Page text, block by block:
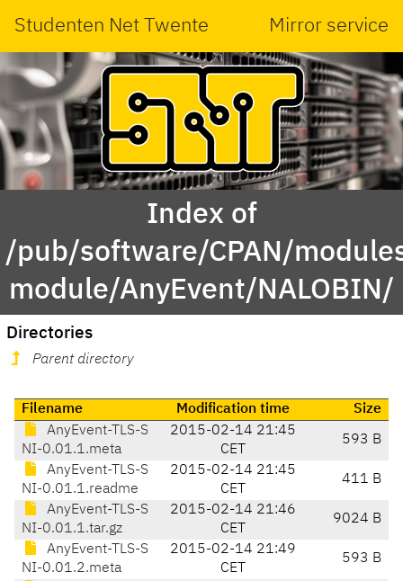
Studenten Net Twente Mirror service
Index of
/pub/software/CPAN/
module/AnyEvent/NALOBIN/
Directories
Parent directory
Filename Modification time
Size
AnyEvent-TLS-S
NI-0.01.1.meta
2015-02-14 21:45
CET
593 B
AnyEvent-TLS-S
NI-0.01.1.readme
2015-02-14 21:45
CET
411 B
AnyEvent-TLS-S
NI-0.01.1.tar.gz
2015-02-14 21:46
CET
9024 B
AnyEvent-TLS-S
NI-0.01.2.meta
2015-02-14 21:49
CET
593 B